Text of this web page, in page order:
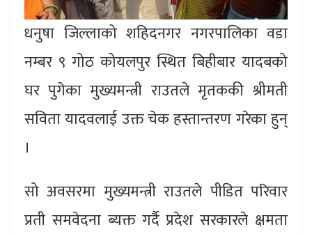
धनुषा जिल्लाको शहिदनगर नगरपालिका वडा
नम्बर ९ गोठ कोयलपुर स्थित बिहीबार यादबको
घर पुगेका मुख्यमन्त्री राउतले मृतककी श्रीमती
सविता यादवलाई उक्त चेक हस्तान्तरण गरेका हुन्
।
सो अवसरमा मुख्यमन्त्री राउतले पीडित परिवार
प्रती समवेदना ब्यक्त गर्दै प्रदेश सरकारले क्षमता